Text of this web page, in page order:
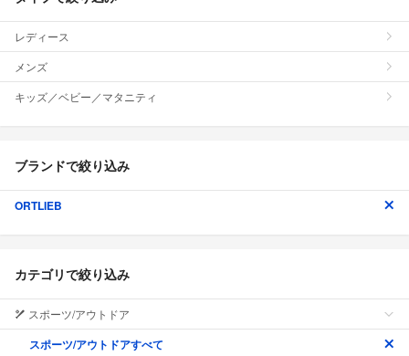
レディース
メンズ
キッズ／ベビー／マタニティ
ブランドで絞り込み
ORTLIEB
カテゴリで絞り込み
スポーツ/アウトドア
スポーツ/アウトドアすべて